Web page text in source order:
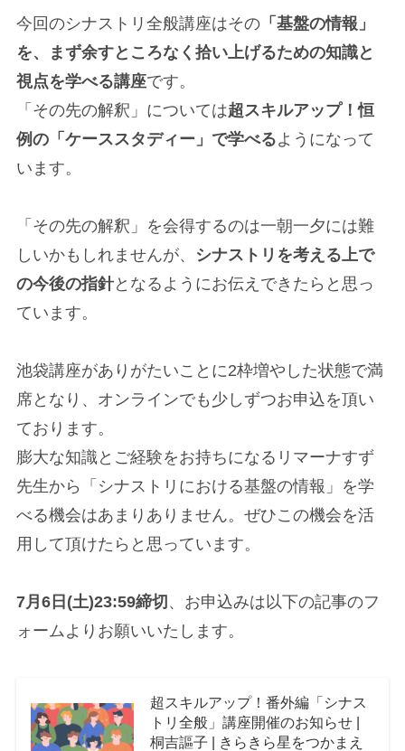
今回のシナストリ全般講座はその「基盤の情報」
を、まず余すところなく拾い上げるための知識と
視点を学べる講座です。
「その先の解釈」については超スキルアップ！恒
例の「ケーススタディー」で学べるようになって
います。
「その先の解釈」を会得するのは一朝一夕には難
しいかもしれませんが、
シナストリを考える上で
の今後の指針となるようにお伝えできたらと思っ
ています。
池袋講座がありがたいことに2枠増やした状態で満
席となり、オンラインでも少しずつお申込を頂い
ております。
膨大な知識とご経験をお持ちになるリマーナすず
先生から「シナストリにおける基盤の情報」を学
べる機会はあまりありません。ぜひこの機会を活
用して頂けたらと思っています。
7月6日(土)23:59締切、お申込みは以下の記事のフ
ォームよりお願いいたします。
超スキルアップ！番外編「シナス
トリ全般」講座開催のお知らせ |
桐吉謳子 | きらきら星をつかまえ